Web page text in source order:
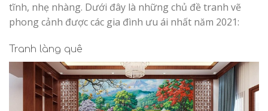
tĩnh, nhẹ nhàng. Dưới đây là những chủ đề tranh vẽ
phong cảnh được các gia đình ưu ái nhất năm 2021:
Tranh làng quê